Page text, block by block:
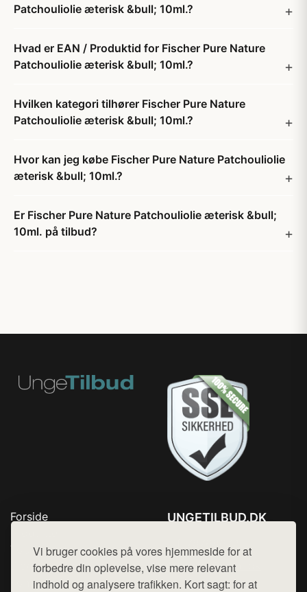
Vi bruger cookies på vores hjemmeside for at
forbedre din oplevelse, vise mere relevant
indhold og analysere trafikken. Kort sagt: for at
Patchouliolie æterisk &bull; 10ml.?
Hvad er EAN / Produktid for Fischer Pure Nature
Patchouliolie æterisk &bull; 10ml.?
Hvilken kategori tilhører Fischer Pure Nature
Patchouliolie æterisk &bull; 10ml.?
Hvor kan jeg købe Fischer Pure Nature Patchouliolie
æterisk &bull; 10ml.?
Er Fischer Pure Nature Patchouliolie æterisk &bull;
10ml. på tilbud?
Forside
Top Rabatter
Blog
Kontakt
UNGETILBUD.DK
Mail: hej@want.dk